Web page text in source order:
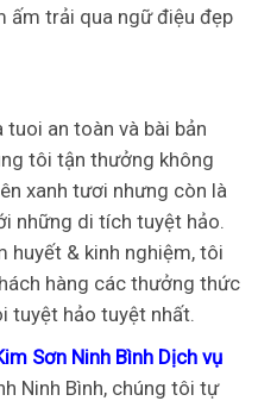
ấm trải qua ngữ điệu đẹp
an toàn và bài bản
tôi tận thưởng không
xanh tươi nhưng còn là
những di tích tuyệt hảo.
huyết & kinh nghiệm, tôi
hàng các thưởng thức
tuyệt hảo tuyệt nhất.
Sơn Ninh Bình Dịch vụ
Ninh Bình, chúng tôi tự